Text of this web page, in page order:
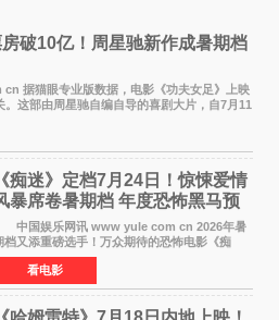
房破10亿！周星驰新作成暑期档
据猫眼专业版数据，电影《功夫女足》上映
这部由周星驰自编自导的喜剧大片，自7月11
治力。
《痴迷》定档7月24日！惊悚爱情
暴席卷暑期档 年度恐怖黑马预
中国娱乐网讯 www yule com cn 2026年暑
档又添重磅选手！万众期待的恐怖电影《痴
》今日正式官宣定档，将于7月24日登陆内地各
大院线。这部被业内专家誉为新世代爆款恐怖电
的作品，将为
看电影